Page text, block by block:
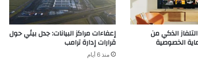
و
ا
ل
ف
ض
الذكي من
الخصوصية
إعفاءات مراكز البيانات: جدل بيئي حول
قرارات إدارة ترامب
منذ 6 أيام